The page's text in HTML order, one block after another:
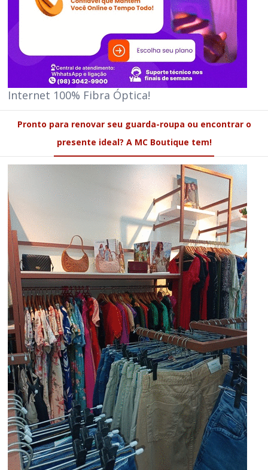
Internet 100% Fibra Óptica!
Pronto para renovar seu guarda-roupa ou encontrar o
presente ideal? A MC Boutique tem!